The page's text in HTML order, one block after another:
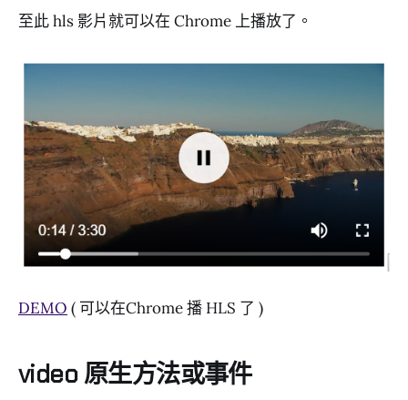
至此 hls 影片就可以在 Chrome 上播放了。
DEMO ( 可以在Chrome 播 HLS 了 )
video 原生方法或事件